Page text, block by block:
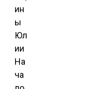
ин
ы
Юл
ии
На
ча